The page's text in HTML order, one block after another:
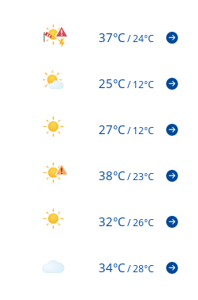
37°C/24°C
25°C/12°C
27°C/12°C
38°C/23°C
32°C/26°C
34°C/28°C